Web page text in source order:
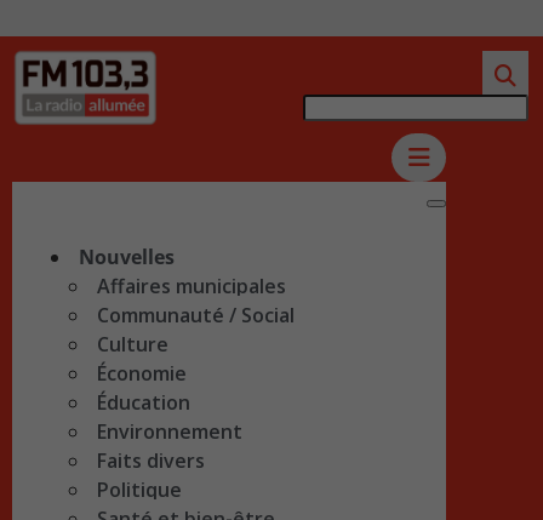
Nouvelles
Affaires municipales
Communauté / Social
Culture
Économie
Éducation
Environnement
Faits divers
Politique